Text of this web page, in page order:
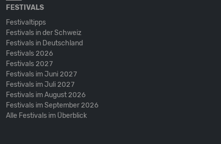
FESTIVALS
Festivaltipps
Festivals in der Schweiz
Festivals in Deutschland
Festivals 2026
Festivals 2027
Festivals im Juni 2027
Festivals im Juli 2027
Festivals im August 2026
Festivals im September 2026
Alle Festivals im Überblick